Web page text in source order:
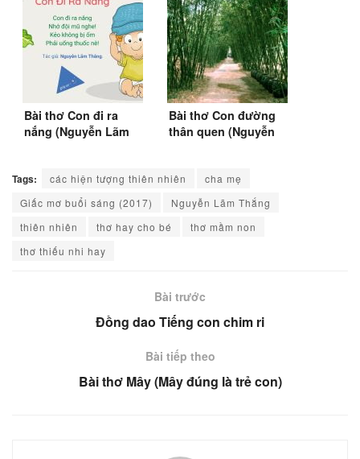
Bài thơ Con đi ra
nắng (Nguyễn Lãm
Bài thơ Con đường
thân quen (Nguyễn
Tags: các hiện tượng thiên nhiên
cha mẹ
Giấc mơ buổi sáng (2017)
Nguyễn Lãm Thắng
thiên nhiên
thơ hay cho bé
thơ mầm non
thơ thiếu nhi hay
Bài trước
Đồng dao Tiếng con chim ri
Bài tiếp theo
Bài thơ Mây (Mây đúng là trẻ con)